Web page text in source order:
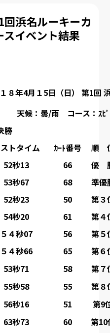
浜名ルーキーカ
イベント結果
８年4月１5日（日） 第1回
天候：曇/雨 コース：ｽﾋﾟ
勝
トタイム ｶｰﾄ番号
順
52秒13 66
優
53秒67 68
準優
52秒23 50
第３
54秒20 61
第４
５４秒07 56
第５
５４秒66 65
第６
53秒71 58
第７
55秒58 55
第８
56秒16 51
第9
63秒73 60
第10